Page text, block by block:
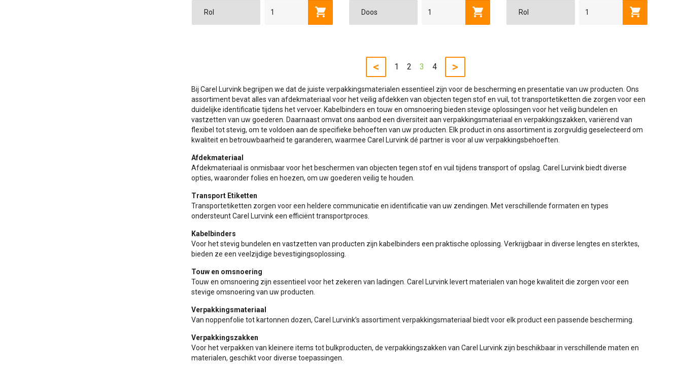
Toevoegen aan winkelwagen Toevoegen aan winkelwagen Toevoegen
< 1 2 3 4 >
Bij Carel Lurvink begrijpen we dat de juiste verpakkingsmaterialen essentieel zijn voor de bescherming en presentatie van uw producten. Ons
assortiment bevat alles van afdekmateriaal voor het veilig afdekken van objecten tegen stof en vuil, tot transportetiketten die zorgen voor een
duidelijke identificatie tijdens het vervoer. Kabelbinders en touw en omsnoering bieden stevige oplossingen voor het veilig bundelen en
vastzetten van uw goederen. Daarnaast omvat ons aanbod een diversiteit aan verpakkingsmateriaal en verpakkingszakken, variërend van
flexibel tot stevig, om te voldoen aan de specifieke behoeften van uw producten. Elk product in ons assortiment is zorgvuldig geselecteerd om
kwaliteit en betrouwbaarheid te garanderen, waarmee Carel Lurvink dé partner is voor al uw verpakkingsbehoeften​​.
Afdekmateriaal
Afdekmateriaal is onmisbaar voor het beschermen van objecten tegen stof en vuil tijdens transport of opslag. Carel Lurvink biedt diverse
opties, waaronder folies en hoezen, om uw goederen veilig te houden.
Transport Etiketten
Transportetiketten zorgen voor een heldere communicatie en identificatie van uw zendingen. Met verschillende formaten en types
ondersteunt Carel Lurvink een efficiënt transportproces.
Kabelbinders
Voor het stevig bundelen en vastzetten van producten zijn kabelbinders een praktische oplossing. Verkrijgbaar in diverse lengtes en sterktes,
bieden ze een veelzijdige bevestigingsoplossing.
Touw en omsnoering
Touw en omsnoering zijn essentieel voor het zekeren van ladingen. Carel Lurvink levert materialen van hoge kwaliteit die zorgen voor een
stevige omsnoering van uw producten.
Verpakkingsmateriaal
Van noppenfolie tot kartonnen dozen, Carel Lurvink’s assortiment verpakkingsmateriaal biedt voor elk product een passende bescherming.
Verpakkingszakken
Voor het verpakken van kleinere items tot bulkproducten, de verpakkingszakken van Carel Lurvink zijn beschikbaar in verschillende maten en
materialen, geschikt voor diverse toepassingen.